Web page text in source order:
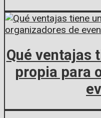
Qué ventajas
propia para